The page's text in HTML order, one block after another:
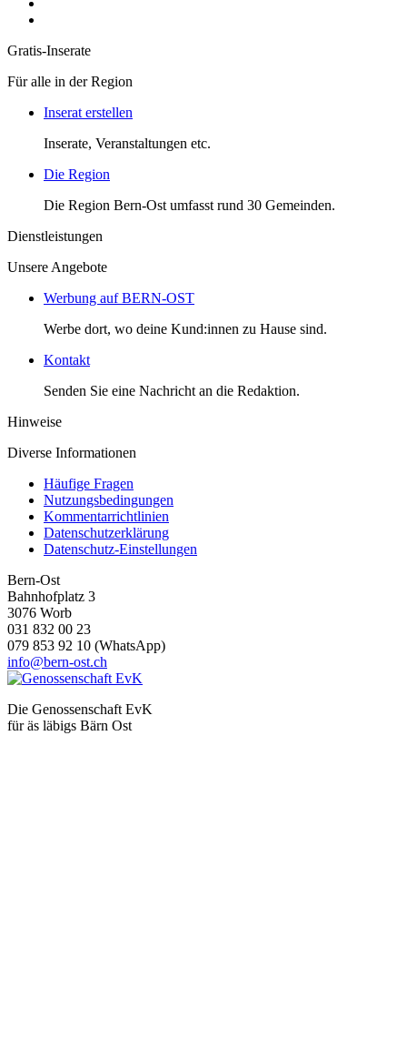
Gratis-Inserate
Für alle in der Region
Inserat erstellen
Inserate, Veranstaltungen etc.
Die Region
Die Region Bern-Ost umfasst rund 30 Gemeinden.
Dienstleistungen
Unsere Angebote
Werbung auf BERN-OST
Werbe dort, wo deine Kund:innen zu Hause sind.
Kontakt
Senden Sie eine Nachricht an die Redaktion.
Hinweise
Diverse Informationen
Häufige Fragen
Nutzungsbedingungen
Kommentarrichtlinien
Datenschutzerklärung
Datenschutz-Einstellungen
Bern-Ost
Bahnhofplatz 3
3076 Worb
031 832 00 23
079 853 92 10 (WhatsApp)
info@bern-ost.ch
Die Genossenschaft EvK
für äs läbigs Bärn Ost